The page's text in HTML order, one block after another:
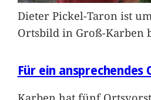
Dieter Pickel-Taron ist
Ortsbild in Groß-Karben
Für ein ansprechendes